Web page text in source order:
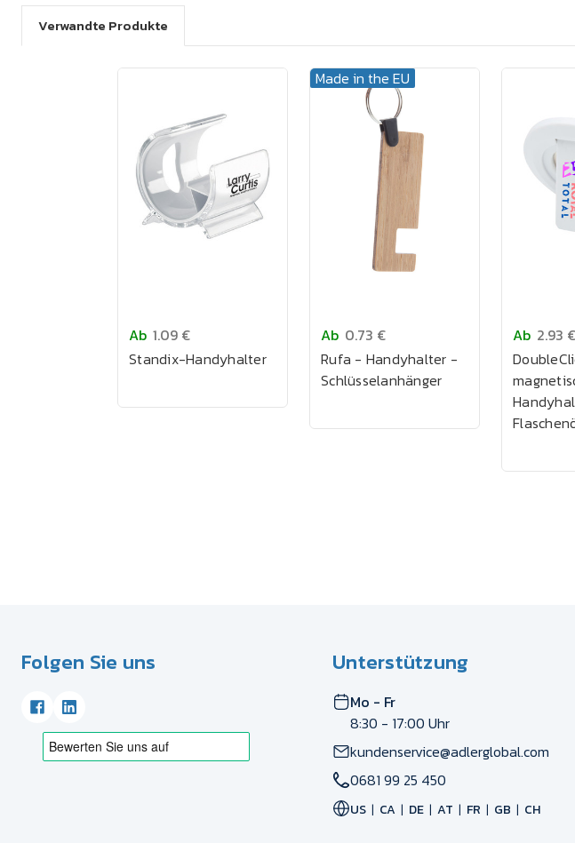
Verwandte Produkte
Ab 1.09 €
Standix-Handyhalter
Made in the EU
Ab 0.73 €
Rufa - Handyhalter -
Schlüsselanhänger
Ab 2.93 €
Folgen Sie uns Unterstützung
Mo - Fr
8:30 - 17:00 Uhr
kundenservice@adlerglobal.com
0681 99 25 450
US CA DE AT FR GB CH